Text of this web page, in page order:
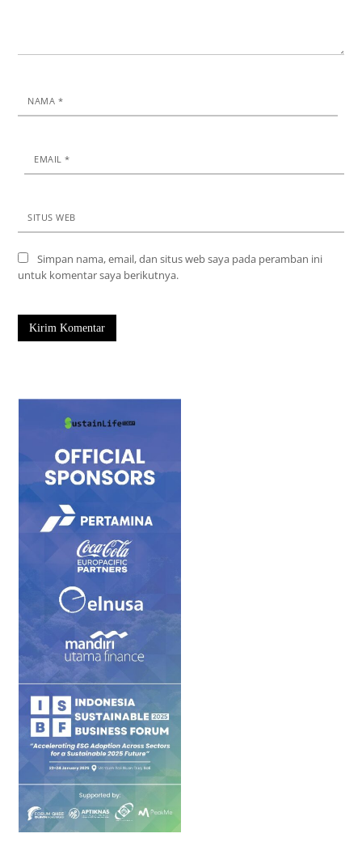
NAMA *
EMAIL*
SITUS WEB
Simpan nama, email, dan situs web saya pada peramban ini
untuk komentar saya berikutnya.